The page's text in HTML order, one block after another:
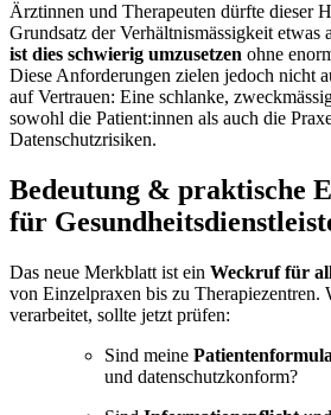
Ärztinnen und Therapeuten dürfte dieser
Grundsatz der Verhältnismässigkeit etwas
ist dies schwierig umzusetzen ohne
Diese Anforderungen zielen jedoch nicht
auf Vertrauen: Eine schlanke,
sowohl die Patient:innen als auch die
Datenschutzrisiken.
Bedeutung & praktische
für
Das neue Merkblatt ist ein Weckruf für
von Einzelpraxen bis zu Therapiezentren.
verarbeitet, sollte jetzt prüfen:
Sind meine
und datenschutzkonform?